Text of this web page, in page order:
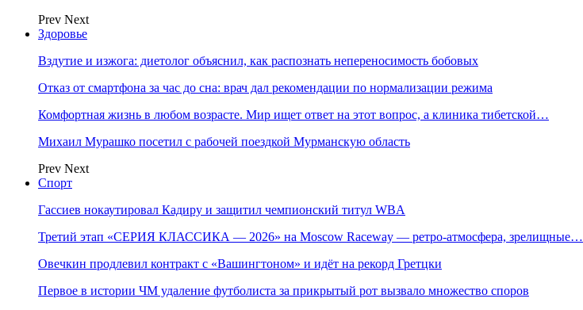
Prev Next
Здоровье
Вздутие и изжога: диетолог объяснил, как распознать непереносимость бобовых
Отказ от смартфона за час до сна: врач дал рекомендации по нормализации режима
Комфортная жизнь в любом возрасте. Мир ищет ответ на этот вопрос, а клиника тибетской…
Михаил Мурашко посетил с рабочей поездкой Мурманскую область
Prev Next
Спорт
Гассиев нокаутировал Кадиру и защитил чемпионский титул WBA
Третий этап «СЕРИЯ КЛАССИКА — 2026» на Moscow Raceway — ретро‑атмосфера, зрелищные…
Овечкин продлевил контракт с «Вашингтоном» и идёт на рекорд Гретцки
Первое в истории ЧМ удаление футболиста за прикрытый рот вызвало множество споров